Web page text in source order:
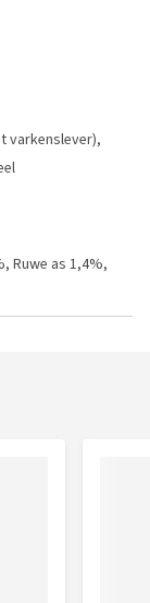
varkenslever),
Ruwe as 1,4%,